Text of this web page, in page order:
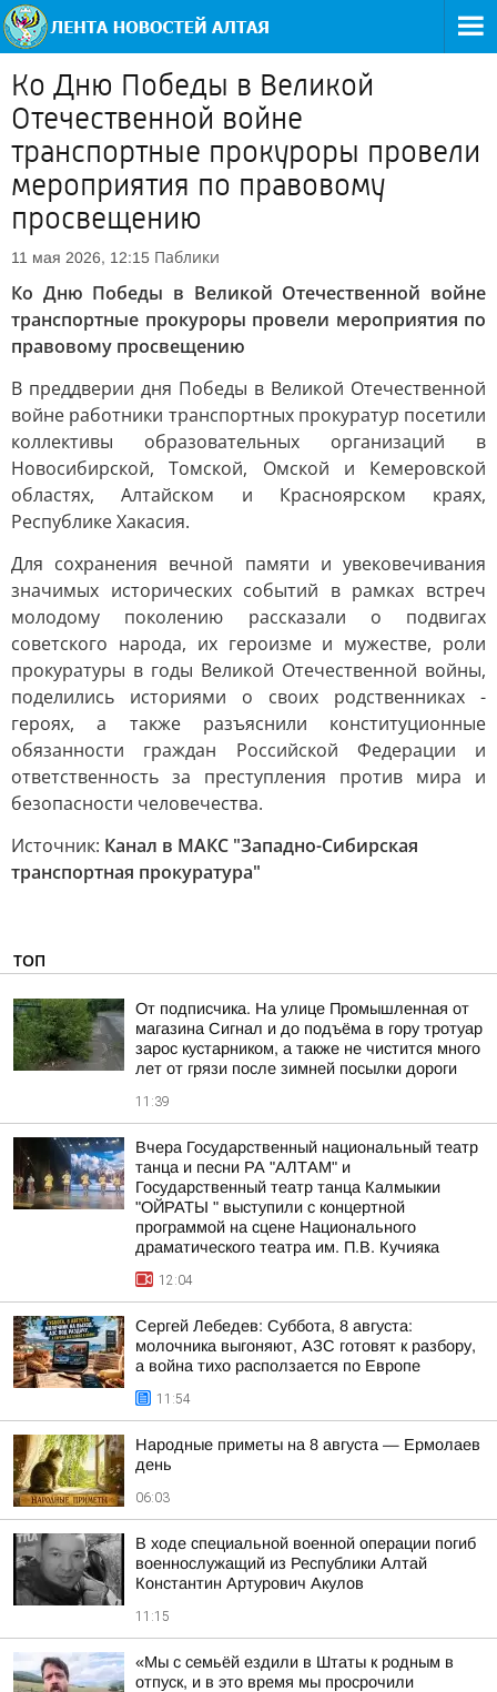
Ко Дню Победы в Великой
Отечественной войне
транспортные прокуроры провели
мероприятия по правовому
просвещению
11 мая 2026, 12:15 Паблики
Ко Дню Победы в Великой Отечественной войне
транспортные прокуроры провели мероприятия по
правовому просвещению
В преддверии дня Победы в Великой Отечественной
войне работники транспортных прокуратур посетили
коллективы образовательных организаций в
Новосибирской, Томской, Омской и Кемеровской
областях, Алтайском и Красноярском краях,
Республике Хакасия.
Для сохранения вечной памяти и увековечивания
значимых исторических событий в рамках встреч
молодому поколению рассказали о подвигах
советского народа, их героизме и мужестве, роли
прокуратуры в годы Великой Отечественной войны,
поделились историями о своих родственниках -
героях, а также разъяснили конституционные
обязанности граждан Российской Федерации и
ответственность за преступления против мира и
безопасности человечества.
Источник: Канал в МАКС "Западно-Сибирская
транспортная прокуратура"
ТОП
От подписчика. На улице Промышленная от
магазина Сигнал и до подъёма в гору тротуар
зарос кустарником, а также не чистится много
лет от грязи после зимней посылки дороги
11:39
Вчера Государственный национальный театр
танца и песни РА "АЛТАМ" и
Государственный театр танца Калмыкии
"ОЙРАТЫ " выступили с концертной
программой на сцене Национального
драматического театра им. П.В. Кучияка
12:04
Сергей Лебедев: Суббота, 8 августа:
молочника выгоняют, АЗС готовят к разбору,
а война тихо расползается по Европе
11:54
Hapoдныe пpимeты нa 8 aвгуcтa — Epмoлaeв
дeнь
06:03
В ходе специальной военной операции погиб
военнослужащий из Республики Алтай
Константин Артурович Акулов
11:15
«Мы с семьёй ездили в Штаты к родным в
отпуск, и в это время мы просрочили